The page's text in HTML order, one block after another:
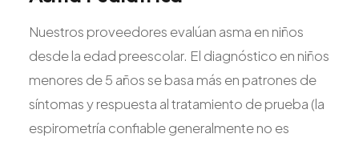
Nuestros proveedores evalúan asma en niños
desde la edad preescolar. El diagnóstico en niños
menores de 5 años se basa más en patrones de
síntomas y respuesta al tratamiento de prueba (la
espirometría confiable generalmente no es